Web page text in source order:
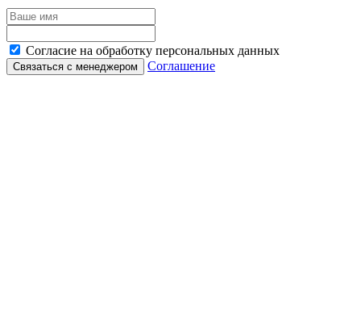
Согласие на обработку персональных данных
Соглашение